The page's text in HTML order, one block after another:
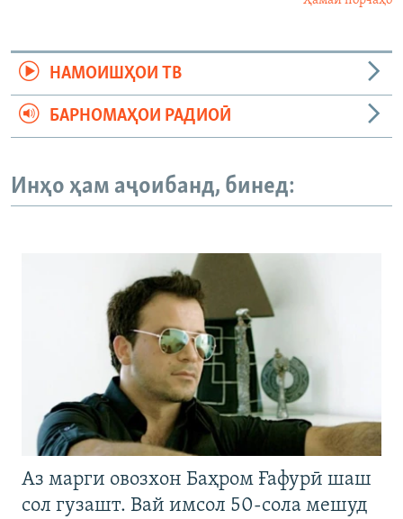
НАМОИШҲОИ ТВ
БАРНОМАҲОИ РАДИОӢ
Инҳо ҳам аҷоибанд, бинед:
Аз марги овозхон Баҳром Ғафурӣ шаш
сол гузашт. Вай имсол 50-сола мешуд